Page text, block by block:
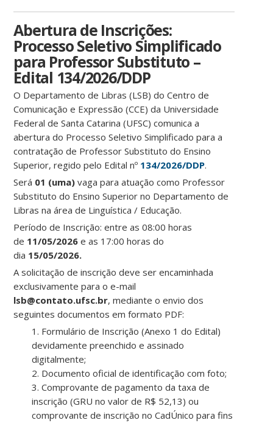
Abertura de Inscrições:
Processo Seletivo Simplificado
para Professor Substituto –
Edital 134/2026/DDP
O Departamento de Libras (LSB) do Centro de
Comunicação e Expressão (CCE) da Universidade
Federal de Santa Catarina (UFSC) comunica a
abertura do Processo Seletivo Simplificado para a
contratação de Professor Substituto do Ensino
Superior, regido pelo Edital nº 134/2026/DDP.
Será 01 (uma) vaga para atuação como Professor
Substituto do Ensino Superior no Departamento de
Libras na área de Linguística / Educação.
Período de Inscrição: entre as 08:00 horas
de 11/05/2026 e as 17:00 horas do
dia 15/05/2026.
A solicitação de inscrição deve ser encaminhada
exclusivamente para o e-mail
lsb@contato.ufsc.br, mediante o envio dos
seguintes documentos em formato PDF:
1. Formulário de Inscrição (Anexo 1 do Edital)
devidamente preenchido e assinado
digitalmente;
2. Documento oficial de identificação com foto;
3. Comprovante de pagamento da taxa de
inscrição (GRU no valor de R$ 52,13) ou
comprovante de inscrição no CadÚnico para fins